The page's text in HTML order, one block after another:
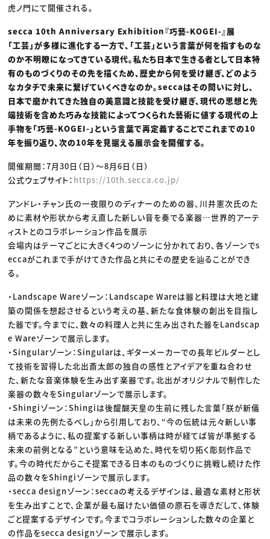
虎ノ門にて開催される。
secca 10th Anniversary Exhibition『巧藝-KOGEI-』展
「工芸」が多様に進化する一方で、「工芸」という言葉が何を指すものな
のか不明瞭になってきている現代。私たち日本で生きる者として日本特
有のものづくりのその先を描くため、歴史から何を受け継ぎ、どのよう
なカタチで未来に繋げていくべきなのか。seccaはその問いに対し、
日本で磨かれてきた独自の美意識と技能を受け継ぎ、現代の思想と先
端技術を含めた巧みな技能によってつくられた藝術に値する現代の上
手物を「巧藝-KOGEI-」という言葉で再定義することでこれまでの10
年を振り返り、次の10年を見据える展示会を開催する。
開催期間：7月30日（日）〜8月6日（日）
公式ウェブサイト： https://10th.secca.co.jp/
アンドレ・チャン氏の一夜限りのディナーのための器、川井憲次氏のた
めに素材や形状から考え直した新しい音を奏でる楽器…世界的アーテ
ィストとのコラボレーション作品を展示
会場内はテーマごとに大きく4つのゾーンに分かれており、各ゾーンでs
eccaがこれまで手がけてきた作品と共にその歴史を辿ることができ
る。
・Landscape Wareゾーン：Landscape Wareは器と料理は大地と建
築の関係を想起させるという考えの基、新たな食体験の創出を目指し
た器です。今までに、数々の料理人と共に生み出された器をLandscap
e Wareゾーンで展示します。
・Singularゾーン：Singularは、ギターメーカーでの長年ビルダーとし
て技術を習得した北出斎太郎の独自の感性とアイデアを重ね合わせ
た、新たな音楽体験を生み出す楽器です。北出がオリジナルで制作した
楽器の数々をSingularゾーンで展示します。
・Shingiゾーン：Shingiは後醍醐天皇の生前に残した言葉「朕が新儀
は未来の先例たるべし」から引用しており、“今の伝統は元々新しい事
柄であるように、私の提案する新しい事柄は時が経てば皆が準拠する
未来の前例となる”という意味を込めた、時代を切り拓く彫刻作品で
す。今の時代だからこそ提案できる日本のものづくりに挑戦し続けた作
品の数々をShingiゾーンで展示します。
・secca designゾーン：seccaの考えるデザインは、最適な素材と形状
を生み出すことで、企業が最も届けたい価値の原石を導きだして、体験
ごと提案するデザインです。今までコラボレーションした数々の企業と
の作品をsecca designゾーンで展示します。